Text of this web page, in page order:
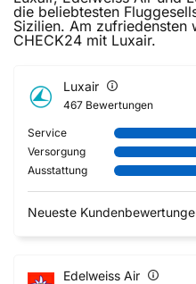
die beliebtesten
Sizilien. Am zufriedensten
CHECK24 mit Luxair.
Luxair
467 Bewertungen
Service
Versorgung
Ausstattung
Neueste
Edelweiss Air